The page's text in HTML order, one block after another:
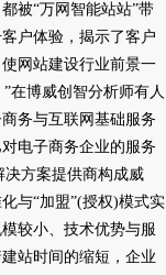
被“万网智能站站”带
户体验，揭示了客户
网站建设行业前景一
在博威创智分析师有人
务与互联网基础服务
电子商务企业的服务
决方案提供商构成威
与“加盟”(授权)模式实
较小、技术优势与服
站时间的缩短，企业